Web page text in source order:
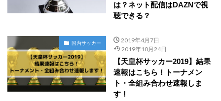
は？ネット配信はDAZNで視
聴できる？
国内サッカー
2019年4月7日
2019年10月24日
【天皇杯サッカー2019】結果
速報はこちら！トーナメン
ト・全組み合わせ速報しま
す！